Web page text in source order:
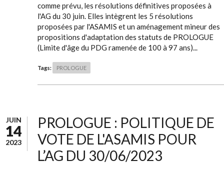
comme prévu, les résolutions définitives proposées à
l'AG du 30 juin. Elles intègrent les 5 résolutions
proposées par l'ASAMIS et un aménagement mineur des
propositions d'adaptation des statuts de PROLOGUE
(Limite d'âge du PDG ramenée de 100 à 97 ans)...
Tags: PROLOGUE
JUIN
14
2023
PROLOGUE : POLITIQUE DE
VOTE DE L'ASAMIS POUR
L’AG DU 30/06/2023